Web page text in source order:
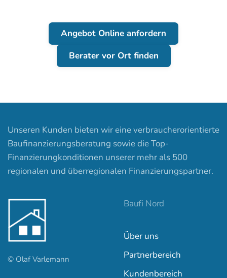
Angebot Online anfordern
Berater vor Ort finden
Unseren Kunden bieten wir eine verbraucherorientierte
Baufinanzierungsberatung sowie die Top-
Finanzierungkonditionen unserer mehr als 500
regionalen und überregionalen Finanzierungspartner.
© Olaf Varlemann
Baufi Nord
Über uns
Partnerbereich
Kundenbereich